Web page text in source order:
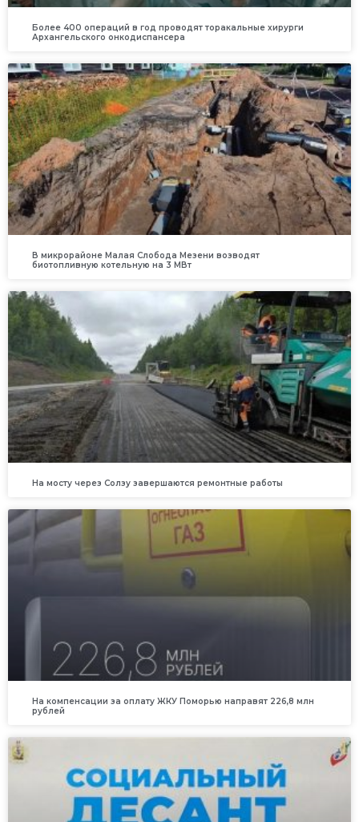
Более 400 операций в год проводят торакальные хирурги
Архангельского онкодиспансера
В микрорайоне Малая Слобода Мезени возводят
биотопливную котельную на 3 МВт
На мосту через Солзу завершаются ремонтные работы
На компенсации за оплату ЖКУ Поморью направят 226,8 млн
рублей